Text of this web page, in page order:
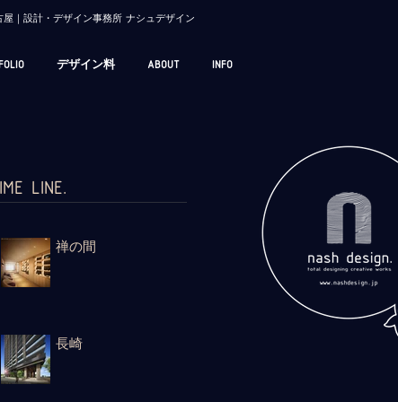
｜設計・デザイン事務所 ナシュデザイン
デザイン料 ABOUT INFO
LINE.
禅の間
長崎